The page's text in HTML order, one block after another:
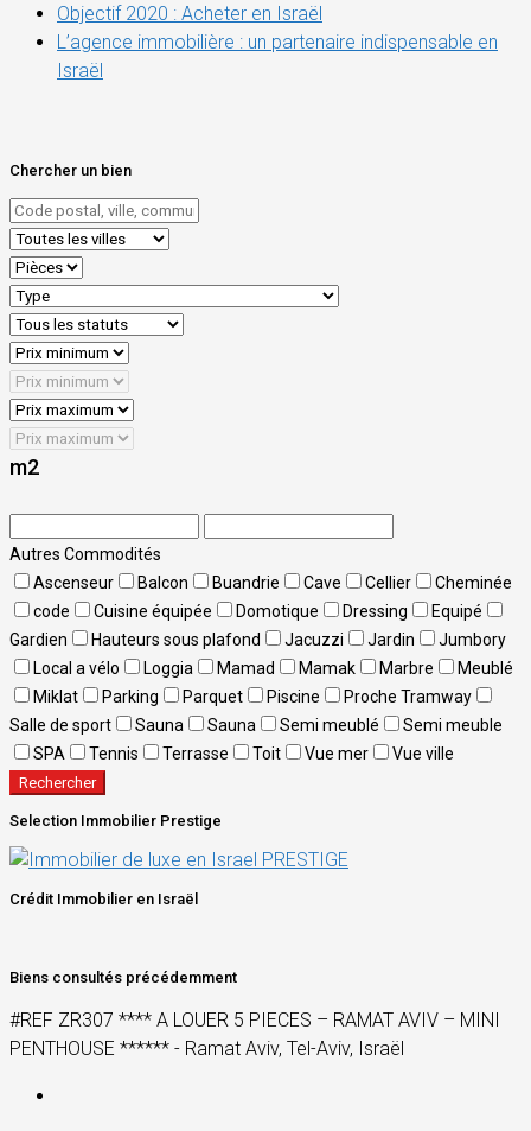
Objectif 2020 : Acheter en Israël
L’agence immobilière : un partenaire indispensable en
Israël
Chercher un bien
m2
Autres Commodités
Ascenseur
Balcon Buandrie Cave Cellier
Cheminée
code
Cuisine équipée Domotique Dressing
Equipé
Gardien
Hauteurs sous plafond Jacuzzi Jardin
Jumbory
Local a vélo
Loggia Mamad Mamak Marbre
Meublé
Miklat
Parking Parquet Piscine
Proche Tramway
Salle de sport
Sauna Sauna Semi meublé
Semi meuble
SPA
Tennis Terrasse Toit Vue mer Vue ville
Rechercher
Selection Immobilier Prestige
Crédit Immobilier en Israël
Biens consultés précédemment
#REF ZR307 **** A LOUER 5 PIECES – RAMAT AVIV – MINI
PENTHOUSE ****** - Ramat Aviv, Tel-Aviv, Israël